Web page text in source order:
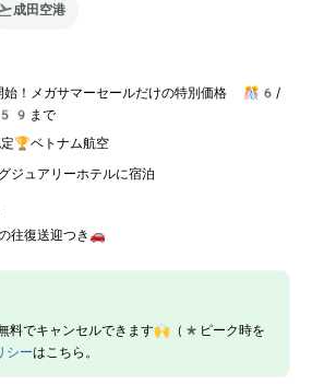
成田空港
！メガサマーセールだけの特別価格 🎊6/
まで
🏆ベトナム航空
ジュアリーホテルに宿泊
往復送迎つき🚗
でキャンセルできます🙌（*ピーク時を
シーはこちら。